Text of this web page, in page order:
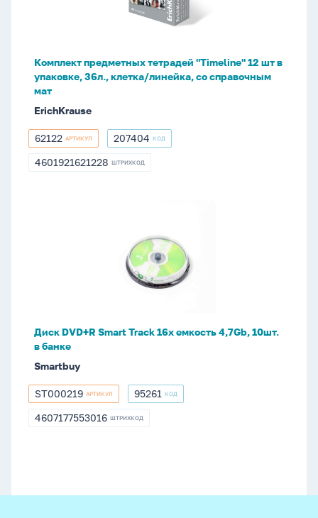
36л.,
клетка/
со
справочным
мат
Комплект предметных тетрадей "Timeline" 12 шт в
упаковке, 36л., клетка/линейка, со справочным
мат
ErichKrause
62122
62122 АРТИКУЛ 207404
207404 КОД
4601921621228
4601921621228 ШТРИХКОД
в
банке
Диск DVD+R Smart Track 16х емкость 4,7Gb, 10шт.
в банке
Smartbuy
ST000219
ST000219 АРТИКУЛ 95261
95261 КОД
4607177553016
4607177553016 ШТРИХКОД